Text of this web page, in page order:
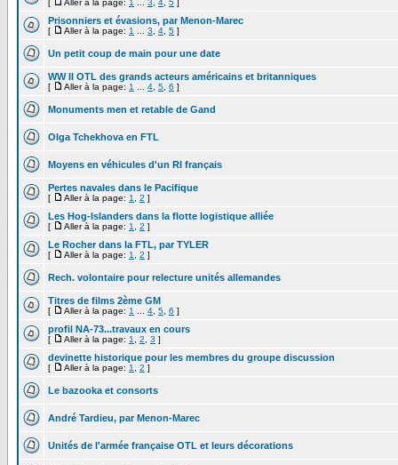
[ Aller à la page: 1 3 4 5 ]
Prisonniers et évasions, par Menon-Marec
[ Aller à la page: 1 3 4 5 ]
Un petit coup de main pour une date
WW II OTL des grands acteurs américains et britanniques
[ Aller à la page: 1 4 5 6 ]
Monuments men et retable de Gand
Olga Tchekhova en FTL
Moyens en véhicules d'un RI français
Pertes navales dans le Pacifique
[ Aller à la page: 1 2 ]
Les Hog-Islanders dans la flotte logistique alliée
[ Aller à la page: 1 2 ]
Le Rocher dans la FTL, par TYLER
[ Aller à la page: 1 2 ]
Rech. volontaire pour relecture unités allemandes
Titres de films 2ème GM
[ Aller à la page: 1 4 5 6 ]
profil NA-73...travaux en cours
[ Aller à la page: 1 2 3 ]
devinette historique pour les membres du groupe discussion
[ Aller à la page: 1 2 ]
Le bazooka et consorts
André Tardieu, par Menon-Marec
Unités de l'armée française OTL et leurs décorations